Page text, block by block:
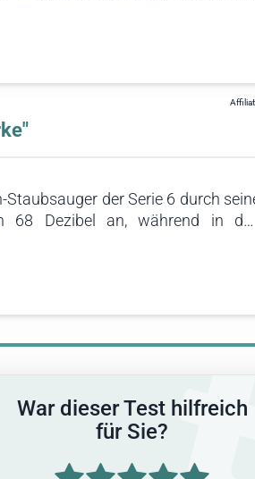
geräuscharmen Akku-Staubsauger
der Serie 6 durch
68 Dezibel an, während in den
Empfehlung für alle, die einen
War dieser Test hilfreich
für Sie?